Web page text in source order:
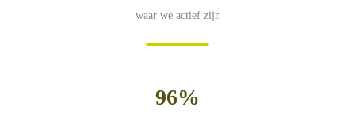
waar we actief zijn
96%